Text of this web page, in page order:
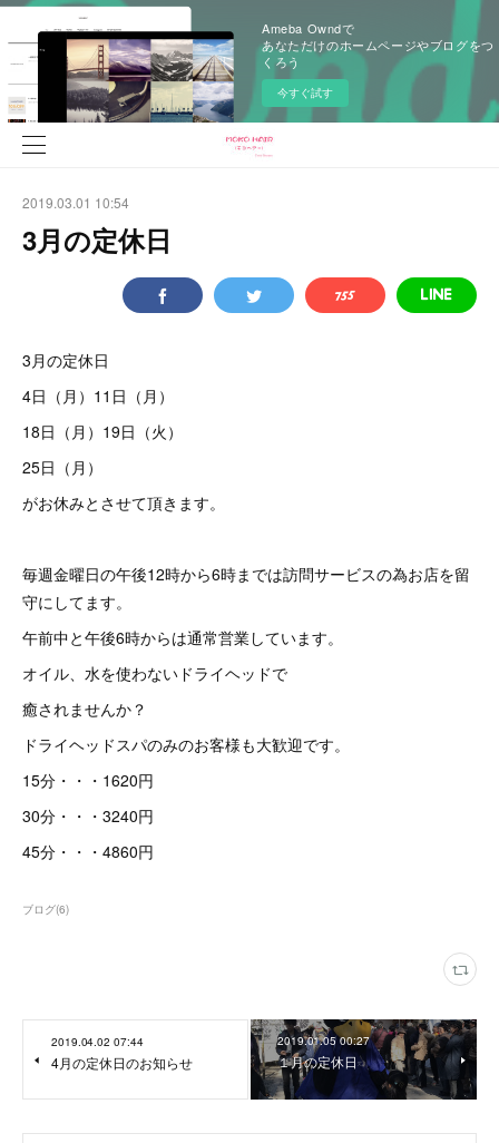
Ameba Owndで
あなただけのホームページやブログをつ
くろう
今すぐ試す
2019.03.01 10:54
3月の定休日
3月の定休日
4日（月）11日（月）
18日（月）19日（火）
25日（月）
がお休みとさせて頂きます。
毎週金曜日の午後12時から6時までは訪問サービスの為お店を留
守にしてます。
午前中と午後6時からは通常営業しています。
オイル、水を使わないドライヘッドで
癒されませんか？
ドライヘッドスパのみのお客様も大歓迎です。
15分・・・1620円
30分・・・3240円
45分・・・4860円
ブログ(6)
2019.04.02 07:44
4月の定休日のお知らせ
2019.01.05 00:27
１月の定休日